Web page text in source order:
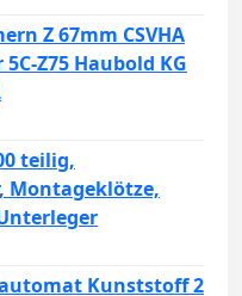
Z 67mm CSVHA
Z75 Haubold KG
teilig,
Montageklötze,
Kunststoff 2